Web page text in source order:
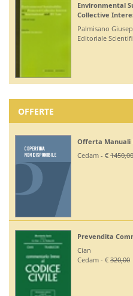
Environmental
Collective
Palmisano
Editoriale
OFFERTE
Offerta Manuali
Cedam - € 1450,00
Prevendita
Cian
Cedam - € 320,00